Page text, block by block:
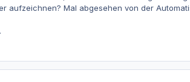
aufzeichnen? Mal abgesehen von der